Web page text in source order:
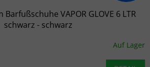
Barfußschuhe VAPOR GLOVE 6 LTR
schwarz - schwarz
Auf Lager